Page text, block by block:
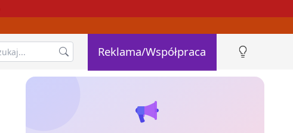
Reklama/Współpraca